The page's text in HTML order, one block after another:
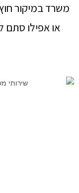
משרד במיקור
או אפילו סתם